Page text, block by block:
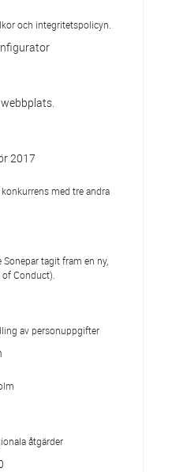
och integritetspolicyn.
2017
med tre andra
tagit fram en ny,
Conduct).
av personuppgifter
åtgärder